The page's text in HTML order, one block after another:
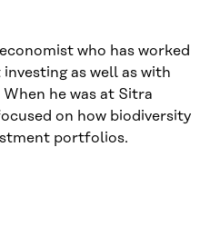
who has worked
as well as with
he was at Sitra
on how biodiversity
portfolios.